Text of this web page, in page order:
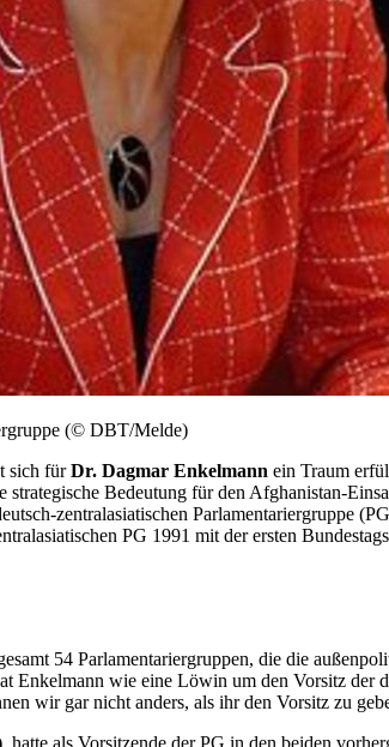
(© DBT/Melde)
sich fürDr. Dagmar Enkelmann ein Traum
Bedeutung für den Afghanistan-
zentralasiatischen Parlamentariergruppe
PG 1991 mit der ersten
54 Parlamentariergruppen, die die
Enkelmann wie eine Löwin um den Vorsitz der
wir gar nicht anders, als ihr den Vorsitz zu
, hatte als Vorsitzende der PG in den beiden